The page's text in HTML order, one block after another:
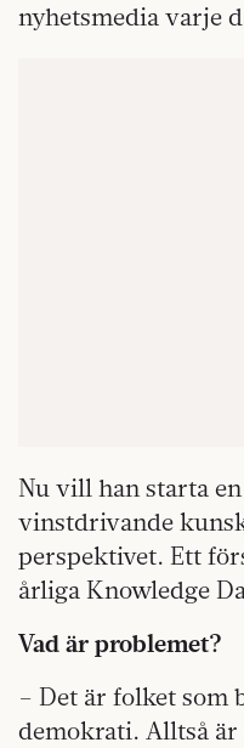
nyhetsmedia varje
Nu vill han starta
vinstdrivande
perspektivet. Ett
årliga Knowledge
Vad är problemet?
– Det är folket som
demokrati. Alltså är